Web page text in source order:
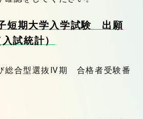
短期大学入学試験 出願
試統計）
総合型選抜Ⅳ期 合格者受験番